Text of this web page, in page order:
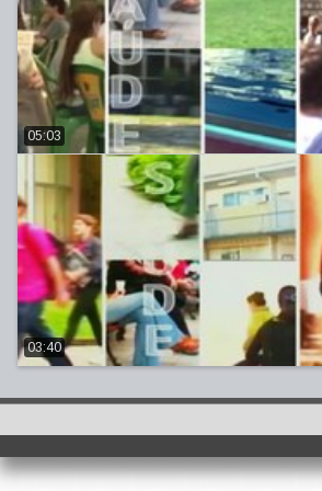
05:03
03:40